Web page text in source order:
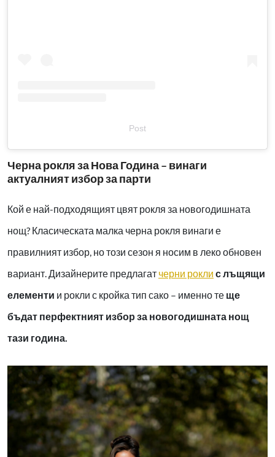
Post
Черна рокля за Нова Година – винаги
актуалният избор за парти
Кой е най-подходящият цвят рокля за новогодишната
нощ? Класическата малка черна рокля винаги е
правилният избор, но този сезон я носим в леко обновен
вариант. Дизайнерите предлагат черни рокли с лъщящи
елементи и рокли с кройка тип сако – именно те ще
бъдат перфектният избор за новогодишната нощ
тази година.